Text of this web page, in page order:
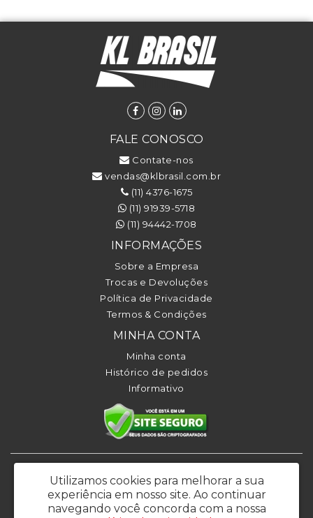
FALE CONOSCO
Contate-nos
vendas@klbrasil.com.br
(11) 4376-1675
(11) 91939-5718
(11) 94442-1708
INFORMAÇÕES
Sobre a Empresa
Trocas e Devoluções
Política de Privacidade
Termos & Condições
MINHA CONTA
Minha conta
Histórico de pedidos
Informativo
26.639.144/0001-86
Rua Francisco Perotti 45 - Bela Vista – Osasco / SP - CEP: 06070-050 -
Utilizamos cookies para melhorar a sua
experiência em nosso site. Ao continuar
navegando você concorda com a nossa